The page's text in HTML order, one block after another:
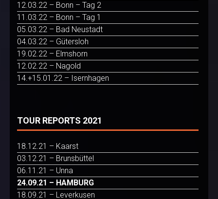
12.03.22 – Bonn – Tag 2
11.03.22 – Bonn – Tag 1
05.03.22 – Bad Neustadt
04.03.22 – Gütersloh
19.02.22 – Elmshorn
12.02.22 – Nagold
14.+15.01.22 – Isernhagen
TOUR REPORTS 2021
18.12.21 – Kaarst
03.12.21 – Brunsbüttel
06.11.21 – Unna
24.09.21 – HAMBURG
18.09.21 – Leverkusen